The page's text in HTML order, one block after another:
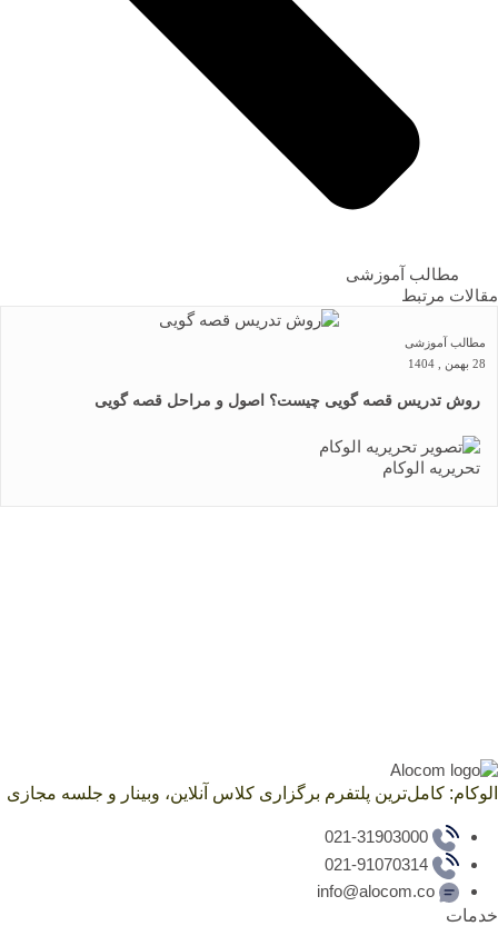
مطالب آموزشی
مقالات مرتبط
مطالب آموزشی
28 بهمن , 1404
روش تدریس قصه گویی چیست؟ اصول و مراحل قصه گویی
تحریریه الوکام
الوکام: کامل‌ترین پلتفرم برگزاری کلاس آنلاین، وبینار و جلسه مجازی
021-31903000
021-91070314
info@alocom.co
خدمات